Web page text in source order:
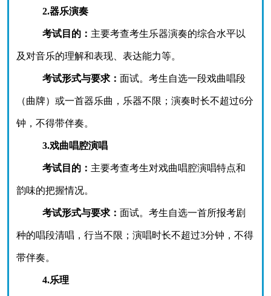
2.器乐演奏
考试目的： 主要考查考生乐器演奏的综合水平以
及对音乐的理解和表现、表达能力等。
考试形式与要求： 面试。考生自选一段戏曲唱段
（曲牌）或一首器乐曲，乐器不限；演奏时长不超过6分
钟，不得带伴奏。
3.戏曲唱腔演唱
考试目的： 主要考查考生对戏曲唱腔演唱特点和
韵味的把握情况。
考试形式与要求： 面试。考生自选一首所报考剧
种的唱段清唱，行当不限；演唱时长不超过3分钟，不得
带伴奏。
4.乐理